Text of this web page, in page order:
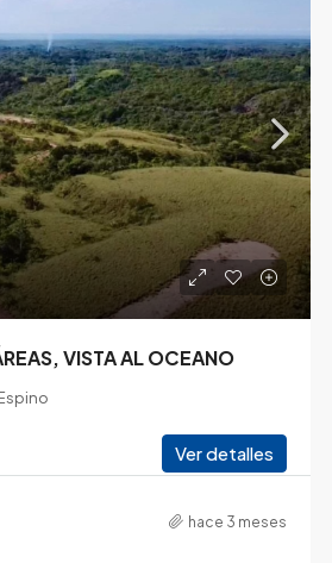
VISTA AL OCEANO
Ver detalles
hace 3 meses